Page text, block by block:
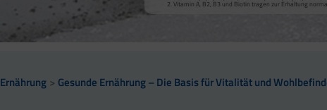
Vitamin A, B2, B3 und Biotin tragen zur Erhaltung
Vitamin C, E, B2, Kupfer, Mangan, Selen und Zink
Vitamin B2 und Biotin tragen zur Erhaltung normaler
Vitamin D und Zink tragen zur normalen Funktion des
Ernährung Gesunde Ernährung – Die Basis für Vitalität und